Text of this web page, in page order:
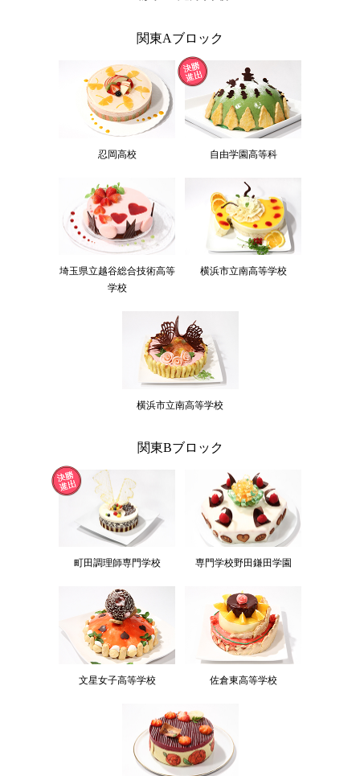
関東Aブロック
忍岡高校 自由学園高等科
埼玉県立越谷総合技術高等
学校
横浜市立南高等学校
横浜市立南高等学校
関東Bブロック
町田調理師専門学校 専門学校野田鎌田学園
文星女子高等学校 佐倉東高等学校